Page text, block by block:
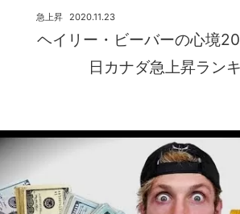
ヘイリー・ビーバーの心境
日カナダ急上昇ラン
2020.11.23
急上昇